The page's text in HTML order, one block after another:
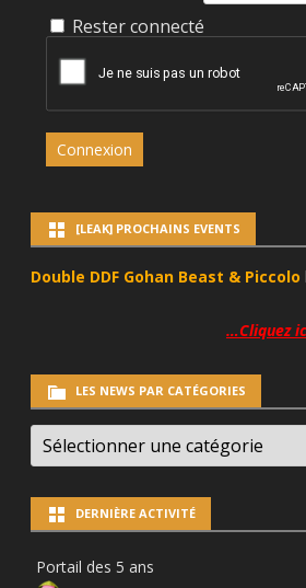
Rester connecté
Connexion
[LEAK] PROCHAINS EVENTS
Double DDF Gohan Beast & Piccolo
…Cliquez
LES NEWS PAR CATÉGORIES
LES
NEWS
PAR
DERNIÈRE ACTIVITÉ
Portail des 5 ans